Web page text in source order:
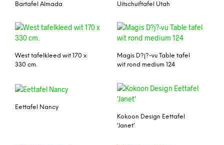
Bartafel Almada Uitschuiftafel Utah
West tafelkleed wit 170 x
330 cm.
Magis D?j?-vu Table tafel
wit rond medium 124
Eettafel Nancy
Kokoon Design Eettafel
‘Janet’